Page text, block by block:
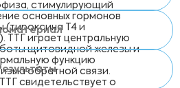
стимулирующий
основных гормонов
Т4 и
ТТГ играет центральную
щитовидной железы и
функцию
обратной связи.
свидетельствует о